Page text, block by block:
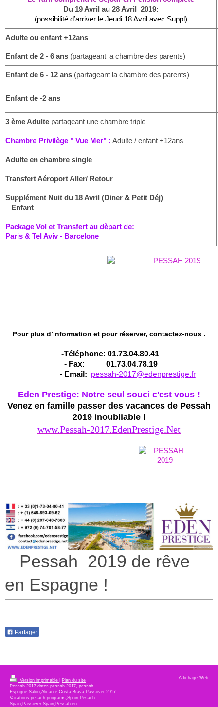
Du 19 Avril au 28 Avril 2019:
(possibilité d’arriver le Jeudi 18 Avril avec Suppl)
Adulte ou enfant +12ans
Enfant de 2 - 6 ans (partageant la chambre des parents)
Enfant de 6 - 12 ans (partageant la chambre des parents)
Enfant de -2 ans
3 ème Adulte partageant une chambre triple
Chambre Privilège " Vue Mer" : Adulte / enfant +12ans
Adulte en chambre single
Transfert Aéroport Aller/ Retour
Supplément Nuit du 18 Avril (Diner & Petit Déj)
– Enfant
Package Vol et Transfert au dèpart de:
Paris & Tel Aviv - Barcelone
Pour plus d’information et pour réserver, contactez-nous :
-Téléphone: 01.73.04.80.41
- Fax: 01.73.04.78.19
- Email: pessah-2017@edenprestige.fr
Eden Prestige: Notre seul souci c'est vous !
Venez en famille passer des vacances de Pessah
2019 inoubliable !
www.Pessah-2017.EdenPrestige.Net
Pessah 2019 de rêve
en Espagne !
Partager
Version imprimable
Plan du site
Pessah 2017 dates pessah 2017, pessah
Espagne,Salou,Alicante,Costa Brava,Passover 2017
Vacations,pesach programs,Spain,Pesach
Spain,Passover Spain,Pessah en
Affichage Web